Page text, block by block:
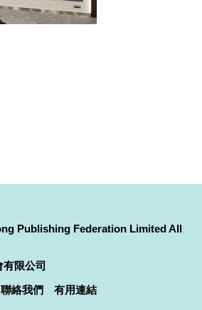
Publishing Federation Limited All
限公司
聯絡我們 有用連結